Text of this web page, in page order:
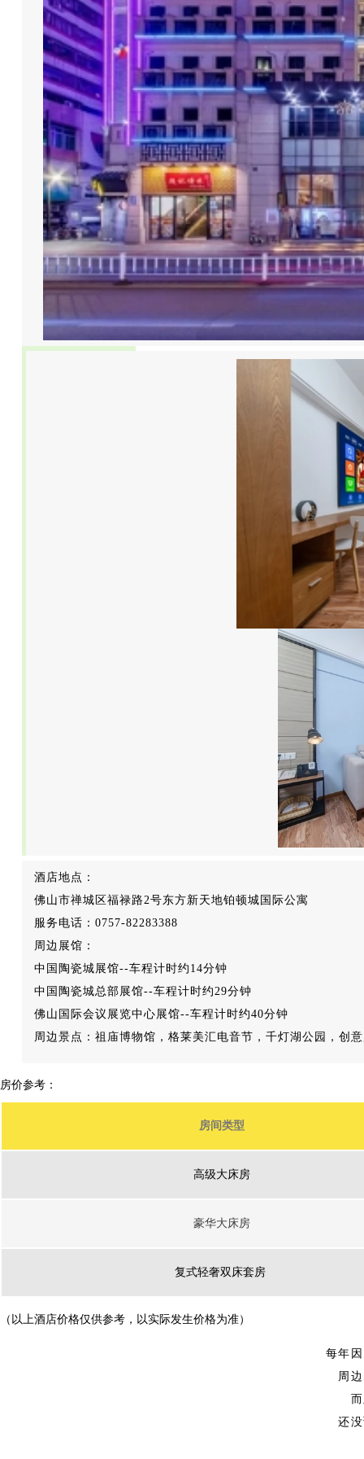
酒店地点：
佛山市禅城区福禄路2号东方新天地铂顿城国际公寓
服务电话：0757-82283388
周边展馆：
中国陶瓷城展馆--车程计时约14分钟
中国陶瓷城总部展馆--车程计时约29分钟
佛山国际会议展览中心展馆--车程计时约40分钟
周边景点：祖庙博物馆，格莱美汇电音节，千灯湖公园，创
房价参考：
房间类型
高级大床房
豪华大床房
复式轻奢双床套房
（以上酒店价格仅供参考，以实际发生价格为准）
每年
周
还